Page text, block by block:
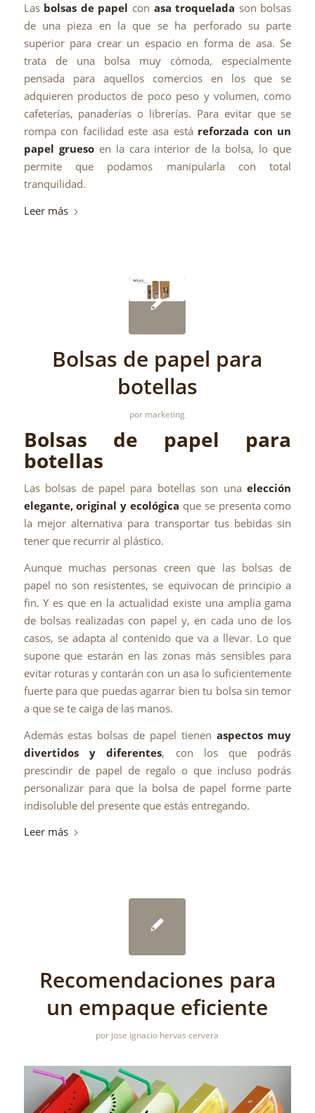
Las bolsas de papel con asa troquelada son bolsas
de una pieza en la que se ha perforado su parte
superior para crear un espacio en forma de asa. Se
trata de una bolsa muy cómoda, especialmente
pensada para aquellos comercios en los que se
adquieren productos de poco peso y volumen, como
cafeterías, panaderías o librerías. Para evitar que se
rompa con facilidad este asa está reforzada con un
papel gruesoen la cara interior de la bolsa, lo que
permite que podamos manipularla con total
tranquilidad.
Leer más
Bolsas de papel para
botellas
por marketing
Bolsas de papel para
botellas
Las bolsas de papel para botellas son unaelección
elegante, original y ecológica que se presenta como
la mejor alternativa para transportar tus bebidas sin
tener que recurrir al plástico.
Aunque muchas personas creen que las bolsas de
papel no son resistentes, se equivocan de principio a
fin. Y es que en la actualidad existe una amplia gama
de bolsas realizadas con papel y, en cada uno de los
casos, se adapta al contenido que va a llevar. Lo que
supone que estarán en las zonas más sensibles para
evitar roturas y contarán con un asa lo suficientemente
fuerte para que puedas agarrar bien tu bolsa sin temor
a que se te caiga de las manos.
Además estas bolsas de papel tienen aspectos muy
divertidos y diferentes, con los que podrás
prescindir de papel de regalo o que incluso podrás
personalizar para que la bolsa de papel forme parte
indisoluble del presente que estás entregando.
Leer más
Recomendaciones para
un empaque eficiente
por jose ignacio hervas cervera